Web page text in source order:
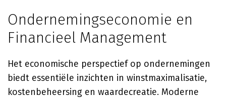
Ondernemingseconomie en
Financieel Management
Het economische perspectief op ondernemingen
biedt essentiële inzichten in winstmaximalisatie,
kostenbeheersing en waardecreatie. Moderne